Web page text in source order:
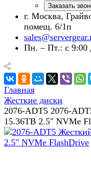
Заказать
г. Москва,
помещ. 6/1п
Пн. – Пт.: с 9:00
Главная
Жесткие диски
2076-ADT5 2076-
15.36TB 2.5" NVMe